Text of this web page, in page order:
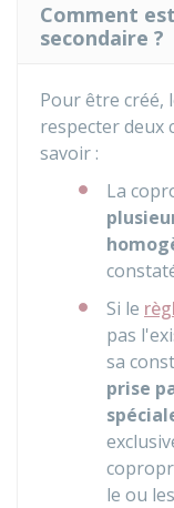
Comment
secondaire ?
Pour être créé,
respecter deux
savoir :
La
Si le
pas
sa
prise
le ou